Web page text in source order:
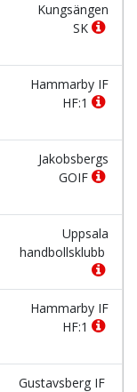
Kungsängen
SK
Hammarby IF
HF:1
Jakobsbergs
GOIF
Uppsala
handbollsklubb
Hammarby IF
HF:1
Gustavsberg IF